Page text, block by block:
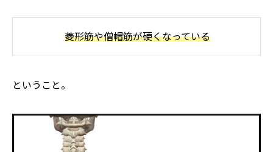
菱形筋や僧帽筋が硬くなっている
ということ。